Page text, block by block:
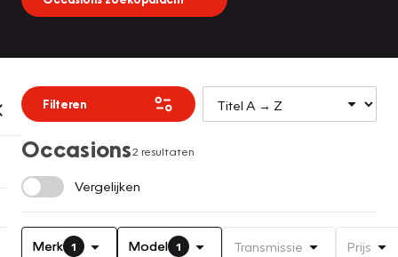
Filteren
Occasions2 resultaten
Vergelijken
Merk 1 Model 1 Transmissie Prijs